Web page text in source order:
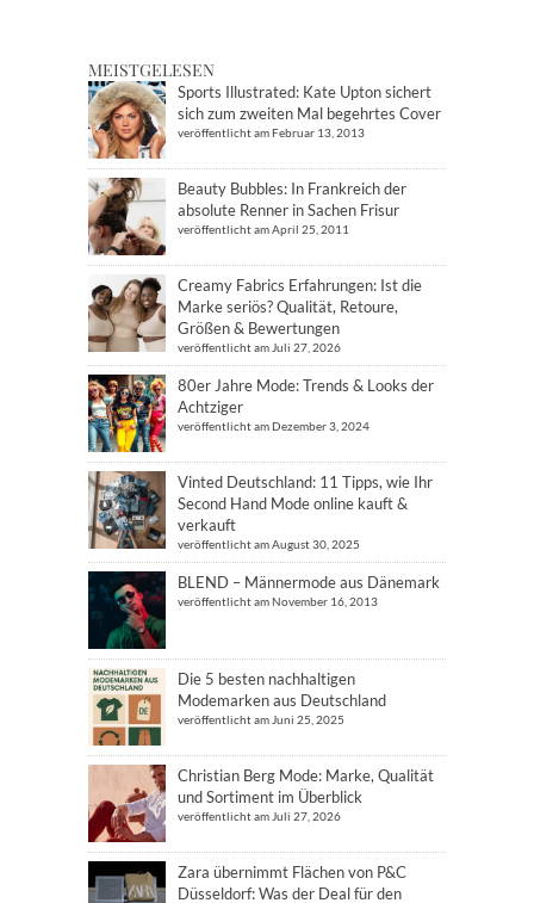
MEISTGELESEN
Sports Illustrated: Kate Upton sichert
sich zum zweiten Mal begehrtes Cover
veröffentlicht am Februar 13, 2013
Beauty Bubbles: In Frankreich der
absolute Renner in Sachen Frisur
veröffentlicht am April 25, 2011
Creamy Fabrics Erfahrungen: Ist die
Marke seriös? Qualität, Retoure,
Größen & Bewertungen
veröffentlicht am Juli 27, 2026
80er Jahre Mode: Trends & Looks der
Achtziger
veröffentlicht am Dezember 3, 2024
Vinted Deutschland: 11 Tipps, wie Ihr
Second Hand Mode online kauft &
verkauft
veröffentlicht am August 30, 2025
BLEND – Männermode aus Dänemark
veröffentlicht am November 16, 2013
Die 5 besten nachhaltigen
Modemarken aus Deutschland
veröffentlicht am Juni 25, 2025
Christian Berg Mode: Marke, Qualität
und Sortiment im Überblick
veröffentlicht am Juli 27, 2026
Zara übernimmt Flächen von P&C
Düsseldorf: Was der Deal für den